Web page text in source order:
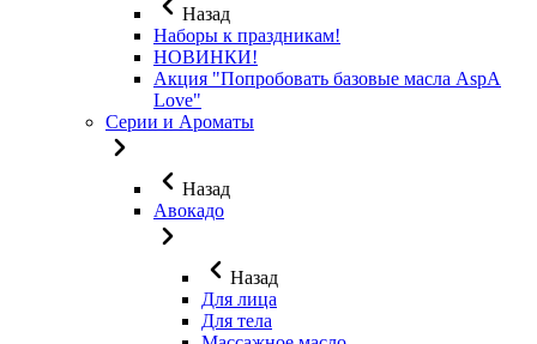
Назад
Наборы к праздникам!
НОВИНКИ!
Акция "Попробовать базовые масла AspA
Love"
Серии и Ароматы
Назад
Авокадо
Назад
Для лица
Для тела